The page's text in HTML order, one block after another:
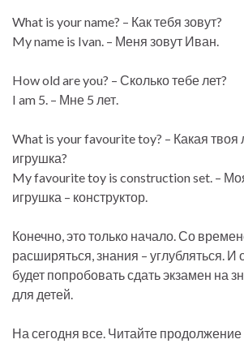
What is your name? – Как тебя зовут?
My name is Ivan. – Меня зовут Иван.
How old are you? – Сколько тебе лет?
I am 5. – Мне 5 лет.
What is your favourite toy? – Какая
игрушка?
My favourite toy is construction set. –
игрушка – конструктор.
Конечно, это только начало. Со
расширяться, знания – углубляться.
будет попробовать сдать экзамен на
для детей.
На сегодня все. Читайте